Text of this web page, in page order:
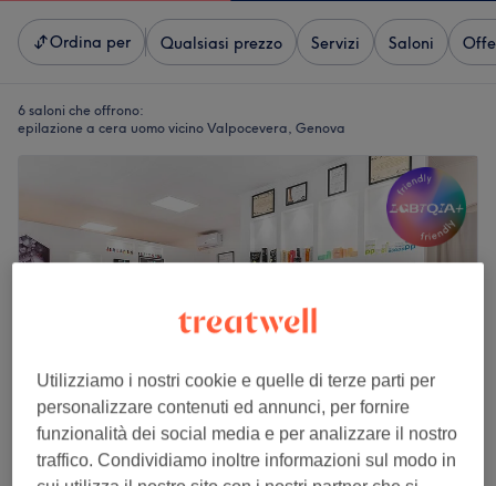
Ordina per Qualsiasi prezzo Servizi Saloni
6 saloni che offrono:
epilazione a cera uomo vicino Valpocevera, Genova
Reveal Estetica Benessere
Utilizziamo i nostri cookie e quelle di terze parti per
personalizzare contenuti ed annunci, per fornire
funzionalità dei social media e per analizzare il nostro
traffico. Condividiamo inoltre informazioni sul modo in